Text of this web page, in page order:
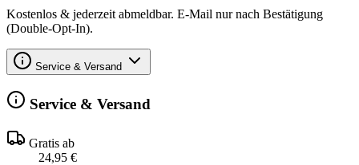
Kostenlos & jederzeit abmeldbar. E-Mail nur nach Bestätigung
(Double-Opt-In).
Service & Versand
Service & Versand
Gratis ab
24,95 €